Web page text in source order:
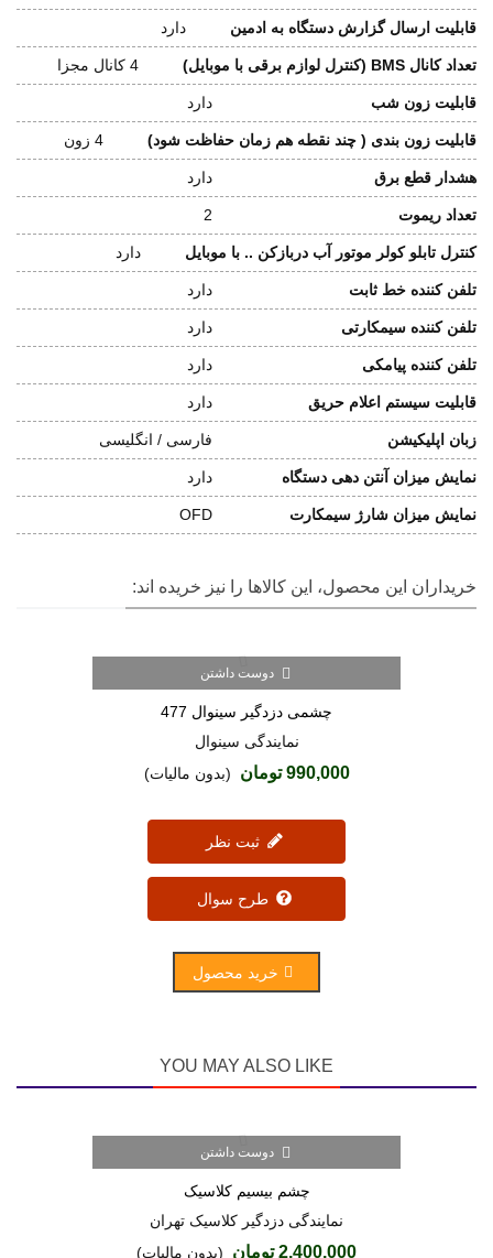
قابلیت ارسال گزارش دستگاه به ادمین دارد
تعداد کانال BMS (کنترل لوازم برقی با موبایل) 4 کانال مجزا
قابلیت زون شب دارد
قابلیت زون بندی ( چند نقطه هم زمان حفاظت شود) 4 زون
هشدار قطع برق دارد
تعداد ریموت 2
کنترل تابلو کولر موتور آب دربازکن .. با موبایل دارد
تلفن کننده خط ثابت دارد
تلفن کننده سیمکارتی دارد
تلفن کننده پیامکی دارد
قابلیت سیستم اعلام حریق دارد
زبان اپلیکیشن فارسی / انگلیسی
نمایش میزان آنتن دهی دستگاه دارد
نمایش میزان شارژ سیمکارت OFD
خریداران این محصول، این کالاها را نیز خریده اند:
دوست داشتن
چشمی دزدگیر سینوال 477
نمایندگی سینوال
990,000 تومان (بدون مالیات)
ثبت نظر
طرح سوال
خرید محصول
YOU MAY ALSO LIKE
دوست داشتن
چشم بیسیم کلاسیک
نمایندگی دزدگیر کلاسیک تهران
2,400,000 تومان (بدون مالیات)